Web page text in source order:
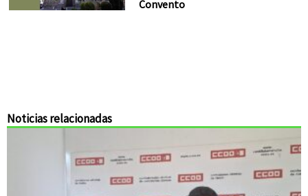
Convento
Noticias relacionadas